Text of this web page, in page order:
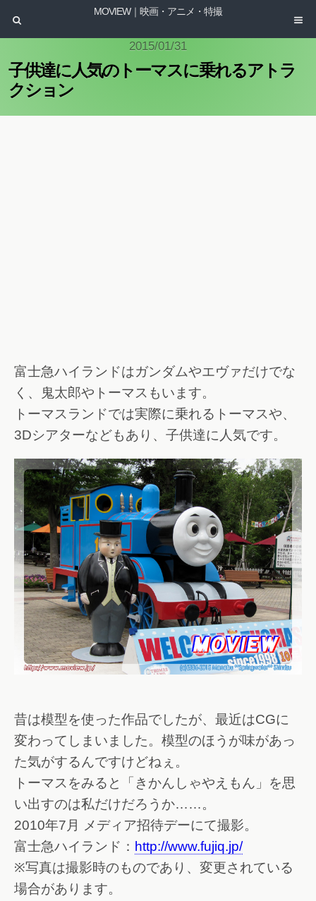
MOVIEW｜映画・アニメ・特撮
2015/01/31
子供達に人気のトーマスに乗れるアトラ
クション
富士急ハイランドはガンダムやエヴァだけでな
く、鬼太郎やトーマスもいます。
トーマスランドでは実際に乗れるトーマスや、
3Dシアターなどもあり、子供達に人気です。
昔は模型を使った作品でしたが、最近はCGに
変わってしまいました。模型のほうが味があっ
た気がするんですけどねぇ。
トーマスをみると「きかんしゃやえもん」を思
い出すのは私だけだろうか……。
2010年7月 メディア招待デーにて撮影。
富士急ハイランド： http://www.fujiq.jp/
※写真は撮影時のものであり、変更されている
場合があります。